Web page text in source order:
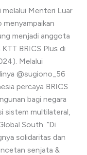
Menteri Luar
menjadi anggota
BRICS Plus di
Melalui
@sugiono_56
percaya BRICS
bagi negara
sistem multilateral,
South. “Di
solidaritas dan
senjata &